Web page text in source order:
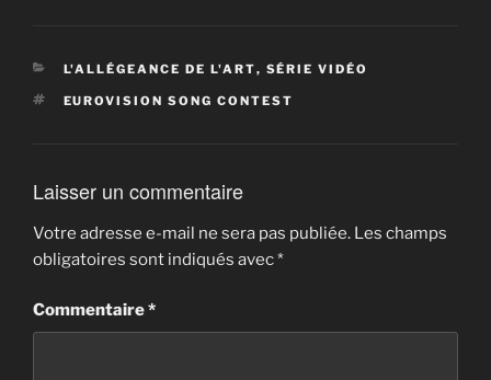
CATÉGORIES
L'ALLÉGEANCE DE L'ART, SÉRIE VIDÉO
ÉTIQUETTES
EUROVISION SONG CONTEST
Laisser un commentaire
Votre adresse e-mail ne sera pas publiée. Les champs
obligatoires sont indiqués avec*
Commentaire*